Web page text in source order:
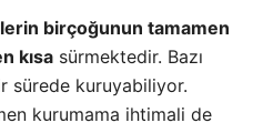
birçoğunun tamamen
kısa sürmektedir. Bazı
sürede kuruyabiliyor.
kurumama ihtimali de